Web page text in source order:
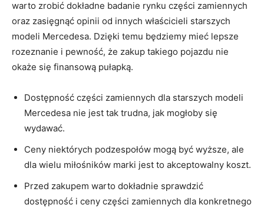
warto zrobić dokładne badanie​ rynku części zamiennych
oraz zasięgnąć opinii od innych właścicieli⁣ starszych
modeli Mercedesa. Dzięki temu będziemy mieć lepsze ​
rozeznanie‌ i pewność, że zakup takiego pojazdu nie
okaże się finansową pułapką.
Dostępność części zamiennych dla starszych modeli
Mercedesa nie jest‌ tak ⁢trudna, jak mogłoby się
wydawać.
Ceny niektórych podzespołów mogą być ‍wyższe, ale
dla wielu miłośników marki jest to akceptowalny koszt.
Przed zakupem warto‌ dokładnie ⁤sprawdzić
dostępność⁣ i ceny części zamiennych dla konkretnego